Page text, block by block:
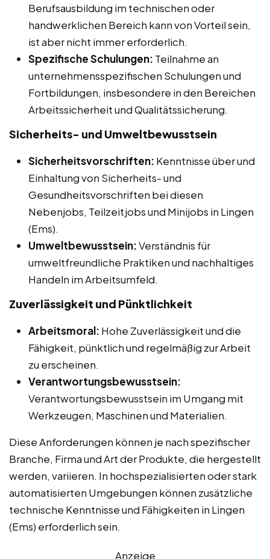
Berufsausbildung im technischen oder
handwerklichen Bereich kann von Vorteil sein,
ist aber nicht immer erforderlich.
Spezifische Schulungen: Teilnahme an
unternehmensspezifischen Schulungen und
Fortbildungen, insbesondere in den Bereichen
Arbeitssicherheit und Qualitätssicherung.
Sicherheits- und Umweltbewusstsein
Sicherheitsvorschriften: Kenntnisse über und
Einhaltung von Sicherheits- und
Gesundheitsvorschriften bei diesen
Nebenjobs, Teilzeitjobs und Minijobs in Lingen
(Ems).
Umweltbewusstsein:Verständnis für
umweltfreundliche Praktiken und nachhaltiges
Handeln im Arbeitsumfeld.
Zuverlässigkeit und Pünktlichkeit
Arbeitsmoral: Hohe Zuverlässigkeit und die
Fähigkeit, pünktlich und regelmäßig zur Arbeit
zu erscheinen.
Verantwortungsbewusstsein:
Verantwortungsbewusstsein im Umgang mit
Werkzeugen, Maschinen und Materialien.
Diese Anforderungen können je nach spezifischer
Branche, Firma und Art der Produkte, die hergestellt
werden, variieren. In hochspezialisierten oder stark
automatisierten Umgebungen können zusätzliche
technische Kenntnisse und Fähigkeiten in Lingen
(Ems) erforderlich sein.
Anzeige